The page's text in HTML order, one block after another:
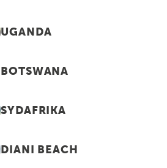
UGANDA
BOTSWANA
SYDAFRIKA
DIANI BEACH